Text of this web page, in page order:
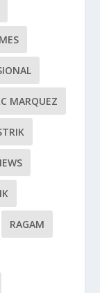
MARQUEZ
RAGAM